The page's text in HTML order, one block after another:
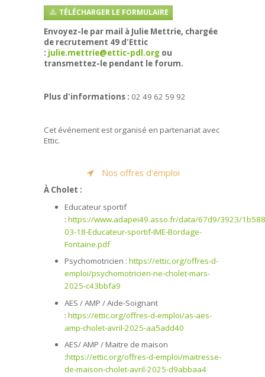
TÉLÉCHARGER LE FORMULAIRE
Envoyez-le par mail à Julie Mettrie, chargée
de recrutement 49 d'Ettic
: julie.mettrie@ettic-pdl.org ou
transmettez-le pendant le forum.
Plus d'informations : 02 49 62 59 92
Cet événement est organisé en partenariat avec
Ettic.
Nos offres d'emploi
À Cholet :
Educateur sportif
: https://www.adapei49.asso.fr/data/67d9/3923/
03-18-Educateur-sportif-IME-Bordage-
Fontaine.pdf
Psychomotricien : https://ettic.org/offres-d-
emploi/psychomotricien-ne-cholet-mars-
2025-c43bbfa9
AES / AMP / Aide-Soignant
: https://ettic.org/offres-d-emploi/as-aes-
amp-cholet-avril-2025-aa5add40
AES/ AMP / Maitre de maison
:https://ettic.org/offres-d-emploi/maitresse-
de-maison-cholet-avril-2025-d9abbaa4